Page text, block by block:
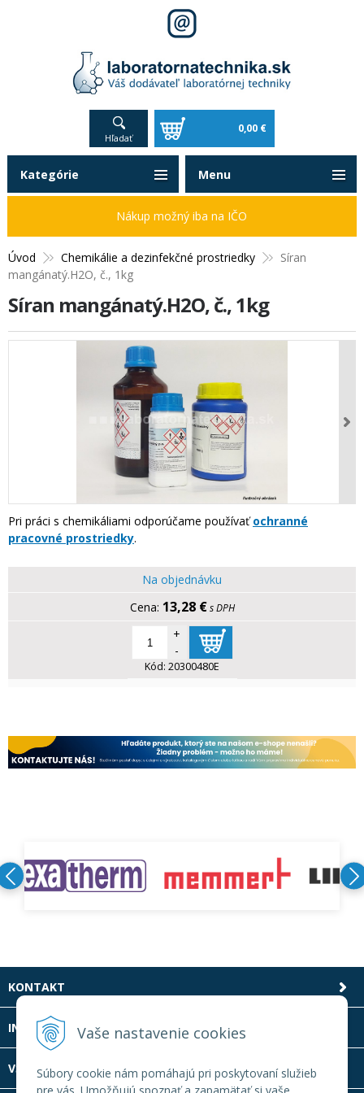
Vaše nastavenie cookies
Súbory cookie nám pomáhajú pri poskytovaní služieb
Hľadať
0,00 €
Úvod Chemikálie a dezinfekčné prostriedky
Síran
mangánatý.H2O, č., 1kg
Síran mangánatý.H2O, č., 1kg
Pri práci s chemikáliami odporúčame používaťochranné
pracovné prostriedky.
Na objednávku
13,28 € s DPH
+
-
Kód: 20300480E
Kategórie
Nákup možný iba na IČO
Menu
KONTAKT
INFOLINKA
VŠETKO O NÁKUPE